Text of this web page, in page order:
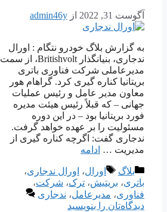
آگوست 31, 2022 از admin46y
به گزارش بلاگ خودرو نتگام : اورال
ندجاری، بنیانگذار Britishvolt، از سمت
مدیرعاملی شرکت فناوری باتری
بریتانیا کناره گیری کرد. گراهام هور
معاون مدیر عامل و رئیس عملیات
جهانی – که قبلاً رئیس هیئت مدیره
فورد بریتانیا بود – در این دوره
مسئولیت را بر عهده خواهد گرفت.
ندجاری گفت: اگرچه کناره گیری از
مدیریت … ادامه
دسته‌ها
بلاگ برچسب‌ها
اورال، اورال ندجاری،
باتری، بریتیش، ترک، شرکت،
فناوری، مدیرعامل، ندجاری
دیدگاه‌تان را بنویسید